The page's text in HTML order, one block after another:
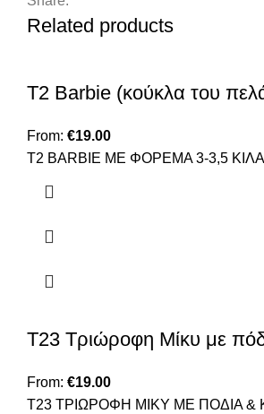
Related products
T2 Barbie (κούκλα του
From: €19.00
Τ2 ΒΑRBIE ΜΕ ΦΟΡΕΜΑ 3-3,5 ΚΙΛΑ
T23 Τριώροφη Μίκυ με
From: €19.00
T23 TΡΙΩΡΟΦΗ ΜΙΚΥ ΜΕ ΠΟΔΙΑ &